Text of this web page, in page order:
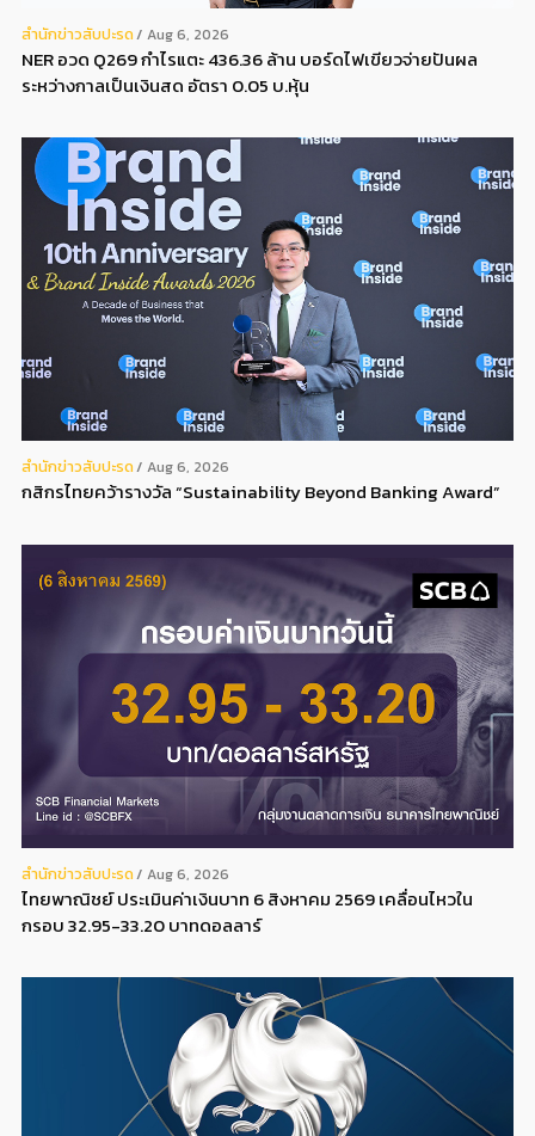
สํานักข่าวสับปะรด Aug 6, 2026
NER อวด Q269 กำไรแตะ 436.36 ล้าน บอร์ดไฟเขียวจ่ายปันผล
ระหว่างกาลเป็นเงินสด อัตรา 0.05 บ.หุ้น
สํานักข่าวสับปะรด Aug 6, 2026
กสิกรไทยคว้ารางวัล “Sustainability Beyond Banking Award”
สํานักข่าวสับปะรด Aug 6, 2026
ไทยพาณิชย์ ประเมินค่าเงินบาท 6 สิงหาคม 2569 เคลื่อนไหวใน
กรอบ 32.95-33.20 บาทดอลลาร์